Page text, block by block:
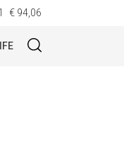
€ 94,06